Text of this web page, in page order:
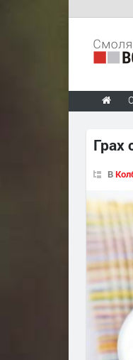
Грах
В